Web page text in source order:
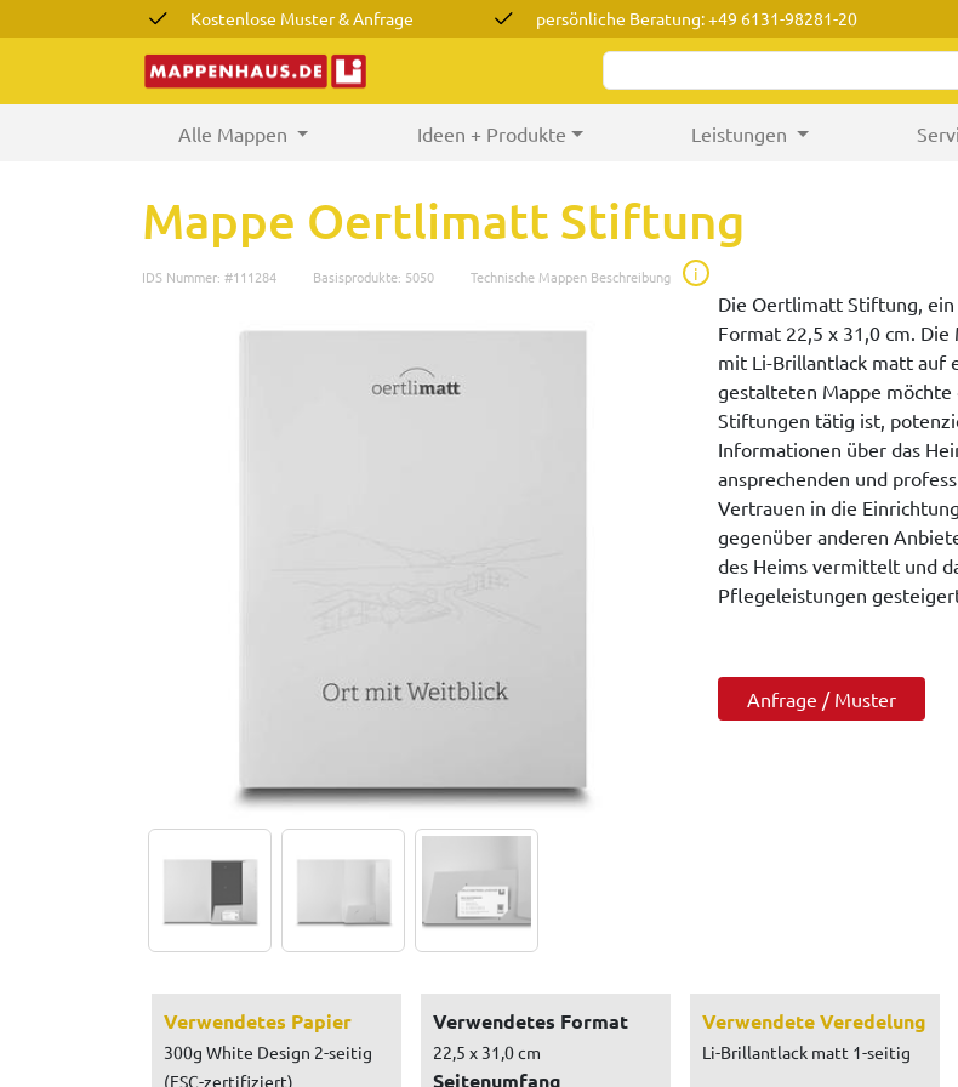
Kostenlose Muster & Anfrage persönliche Beratung: +49 6131-98281-20
Alle Mappen (current) Ideen + Produkte Leistungen
Mappe Oertlimatt Stiftung
IDS Nummer: #111284 Basisprodukte: 5050 Technische Mappen Beschreibung i
Die Oertlimatt Stiftung,
Format 22,5 x 31,0 cm.
mit Li-Brillantlack matt auf
gestalteten Mappe
Stiftungen tätig ist,
Informationen über das
ansprechenden und
Vertrauen in die
gegenüber anderen
des Heims vermittelt und
Pflegeleistungen
Anfrage / Muster
Verwendetes Papier
300g White Design 2-seitig
(FSC-zertifiziert)
Verwendetes Format
22,5 x 31,0 cm
Seitenumfang
Verwendete Veredelung
Li-Brillantlack matt 1-seitig